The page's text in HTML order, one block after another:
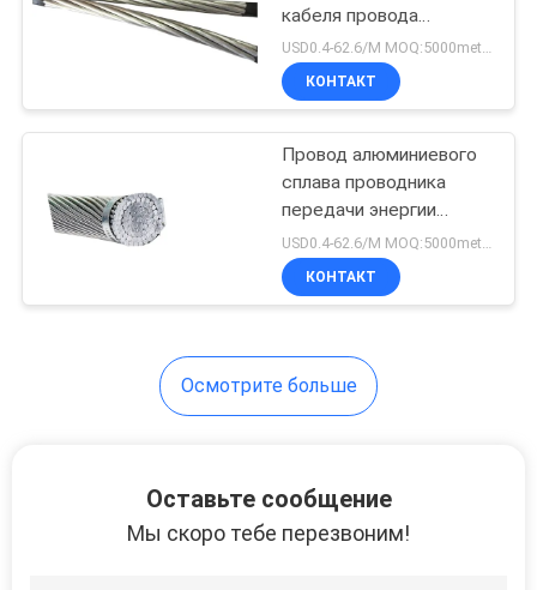
кабеля провода
проводника Даффодил
ААК ААК алюминиевые
USD0.4-62.6/M MOQ:5000meter
КОНТАКТ
Провод алюминиевого
сплава проводника
передачи энергии
обнаженный для линии
электропередач
Верхэад
USD0.4-62.6/M MOQ:5000meter
КОНТАКТ
Осмотрите больше
Оставьте сообщение
Мы скоро тебе перезвоним!